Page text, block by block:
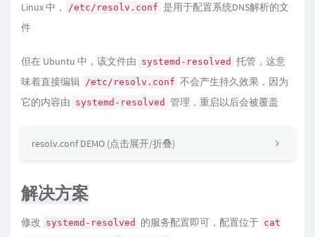
Linux 中， /etc/resolv.conf 是用于配置系统DNS解析的文
件
但在 Ubuntu 中，该文件由 systemd-resolved 托管，这意
味着直接编辑 /etc/resolv.conf 不会产生持久效果，因为
它的内容由 systemd-resolved 管理，重启以后会被覆盖
resolv.conf DEMO (点击展开/折叠)
解决方案
修改 systemd-resolved 的服务配置即可，配置位于 cat